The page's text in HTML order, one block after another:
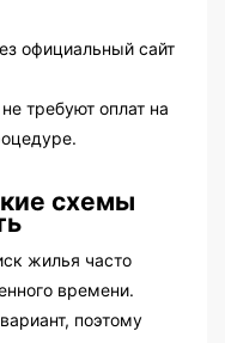
официальный сайт
требуют оплат на
схемы
жилья часто
времени.
поэтому